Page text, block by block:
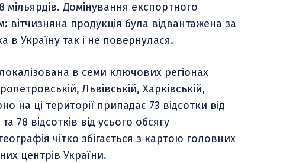
мільярдів. Домінування експортного
продукція була відвантажена за
Україну так і не повернулася.
в семи ключових регіонах
Львівській, Харківській,
на ці території припадає 73 відсотки від
78 відсотків від усього обсягу
чітко збігається з картою головних
центрів України.